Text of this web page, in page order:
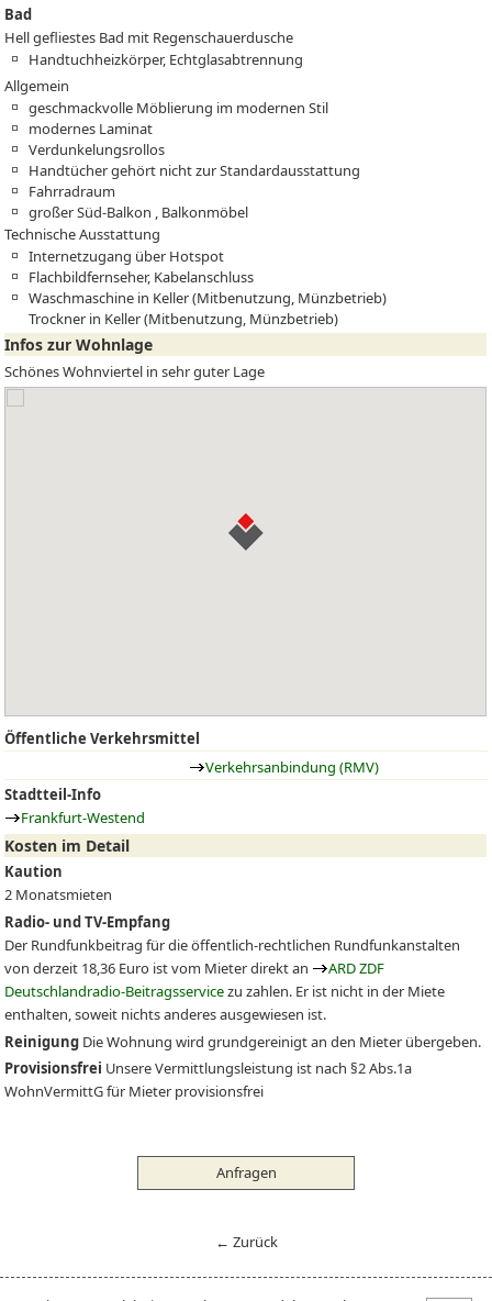
Bad
Hell gefliestes Bad mit Regenschauerdusche
Handtuchheizkörper, Echtglasabtrennung
Allgemein
geschmackvolle Möblierung im modernen Stil
modernes Laminat
Verdunkelungsrollos
Handtücher gehört nicht zur Standardausstattung
Fahrradraum
großer Süd-Balkon , Balkonmöbel
Technische Ausstattung
Internetzugang über Hotspot
Flachbildfernseher, Kabelanschluss
Waschmaschine in Keller (Mitbenutzung, Münzbetrieb)
Trockner in Keller (Mitbenutzung, Münzbetrieb)
Infos zur Wohnlage
Schönes Wohnviertel in sehr guter Lage
Öffentliche Verkehrsmittel
Verkehrsanbindung (RMV)
Stadtteil-Info
Frankfurt-Westend
Kosten im Detail
Kaution
2 Monatsmieten
Radio- und TV-Empfang
Der Rundfunkbeitrag für die öffentlich-rechtlichen Rundfunkanstalten
von derzeit 18,36 Euro ist vom Mieter direkt an
ARD ZDF
Deutschlandradio-Beitragsservicezu zahlen. Er ist nicht in der Miete
enthalten, soweit nichts anderes ausgewiesen ist.
Reinigung Die Wohnung wird grundgereinigt an den Mieter übergeben.
Provisionsfrei Unsere Vermittlungsleistung ist nach §2 Abs.1a
WohnVermittG für Mieter provisionsfrei
Anfragen
← Zurück